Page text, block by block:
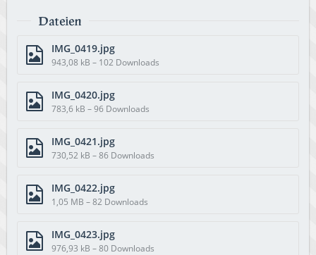
Dateien
IMG_0419.jpg
943,08 kB – 102 Downloads
IMG_0420.jpg
783,6 kB – 96 Downloads
IMG_0421.jpg
730,52 kB – 86 Downloads
IMG_0422.jpg
1,05 MB – 82 Downloads
IMG_0423.jpg
976,93 kB – 80 Downloads